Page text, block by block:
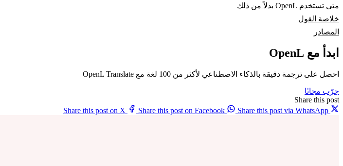
متى تستخدم OpenL بدلاً من ذلك
خلاصة القول
المصادر
ابدأ مع OpenL
احصل على ترجمة دقيقة بالذكاء الاصطناعي لأكثر من 100 لغة مع OpenL Translate
جرّب مجانًا
Share this post
Share this post on X
Share this post on Facebook Share this post via WhatsApp